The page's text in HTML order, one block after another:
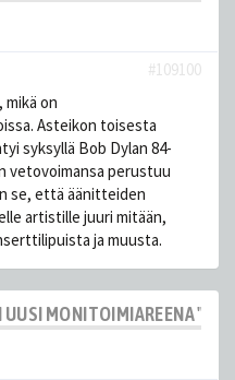
#109100
on
Asteikon toisesta
syksyllä Bob Dylan 84-
vetovoimansa perustuu
se, että äänitteiden
artistille juuri mitään,
ja muusta.
UUSI MONITOIMIAREENA